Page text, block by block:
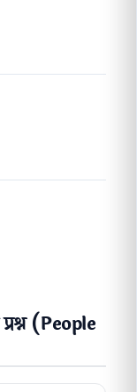
(People